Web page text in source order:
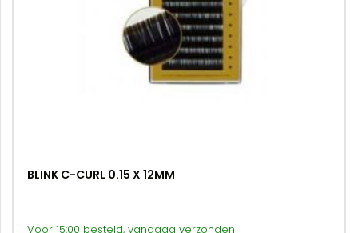
BLINK C-CURL 0.15 X 12MM
Voor 15:00 besteld, vandaag verzonden